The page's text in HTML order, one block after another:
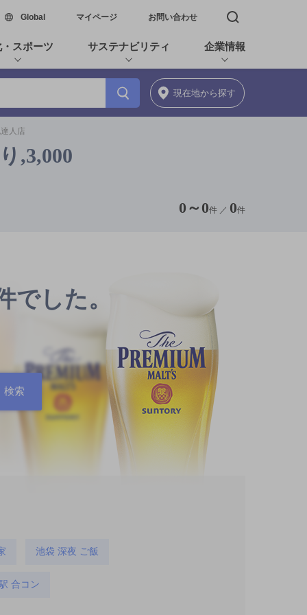
Global新しいウィンドウで開く
マイページ お問い合わせ 検索窓を開く
スポーツ サステナビリティ 企業情報
現在地から探す
人店
,3,000
0 ～ 0件 ／ 0件
でした。
池袋 深夜 ご飯
合コン